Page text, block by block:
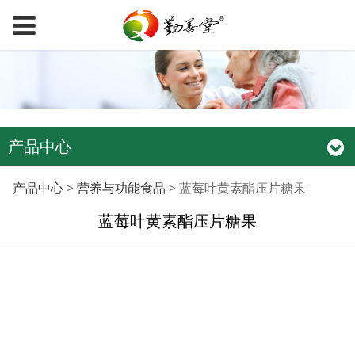
产品中心
蓝莓叶黄素酯压片糖果
产品中心> 营养与功能食品 > 蓝莓叶黄素酯压片糖果
蓝莓叶黄素酯压片糖果